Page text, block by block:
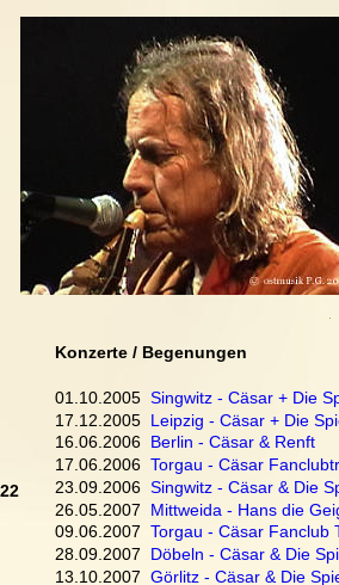
Konzerte / Begenungen
01.10.2005 Singwitz - Cäsar + Die
17.12.2005 Leipzig - Cäsar + Die
16.06.2006 Berlin - Cäsar & Renft
17.06.2006 Torgau - Cäsar
23.09.2006 Singwitz - Cäsar & Die
26.05.2007 Mittweida - Hans die
09.06.2007 Torgau - Cäsar Fanclub
28.09.2007 Döbeln - Cäsar & Die
13.10.2007 Görlitz - Cäsar & Die